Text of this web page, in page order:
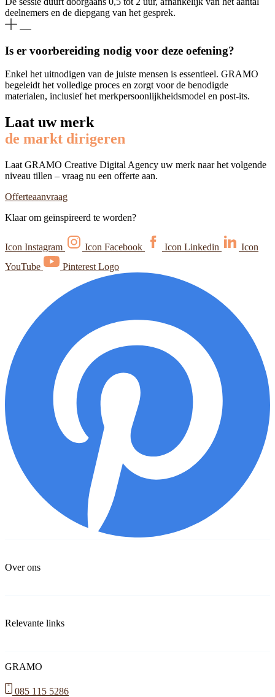
deelnemers en de diepgang van het gesprek.
Is er voorbereiding nodig voor deze oefening?
Enkel het uitnodigen van de juiste mensen is essentieel. GRAMO
begeleidt het volledige proces en zorgt voor de benodigde
materialen, inclusief het merkpersoonlijkheidsmodel en post-its.
Laat uw merk
de markt dirigeren
Laat GRAMO Creative Digital Agency uw merk naar het volgende
niveau tillen – vraag nu een offerte aan.
Offerteaanvraag
Klaar om geïnspireerd te worden?
Icon Instagram Icon Facebook Icon Linkedin
Icon
YouTube
Pinterest Logo
Over ons
Relevante links
GRAMO
085 115 5286